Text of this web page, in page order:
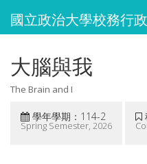
國立政治大學校務行
大腦與我
The Brain and I
學年學期：114-2
Spring Semester, 2026